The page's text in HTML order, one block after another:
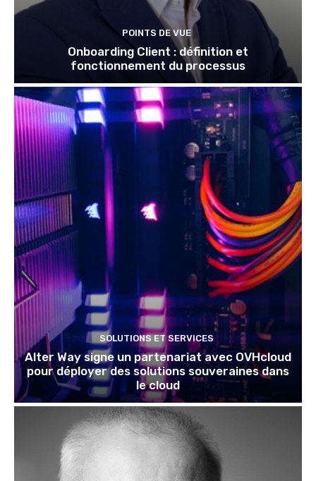
POINTS DE VUE
Onboarding Client : définition et
fonctionnement du processus
SOLUTIONS ET SERVICES
Alter Way signe un partenariat avec OVHcloud
pour déployer des solutions souveraines dans
le cloud